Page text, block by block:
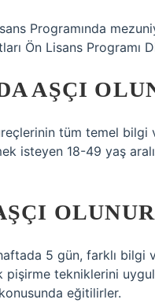
Programında
Ön Lisans Programı
AŞÇI
tüm temel bilgi
isteyen 18-49 yaş
5 gün, farklı bilgi
pişirme tekniklerini
eğitilirler.